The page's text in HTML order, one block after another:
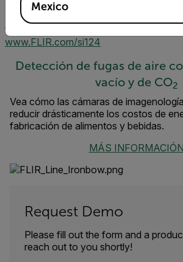
Para obtener más información sobre las
termográficas o sobre esta aplicación,
www.FLIR.com/si124
Detección de fugas de aire
vacío y de CO2
Vea cómo las cámaras de
reducir drásticamente los costos de
fabricación de alimentos y bebidas.
MÁS INFORMACIÓN
Request Demo
Please fill out the form and a
reach out to you shortly!
Mexico